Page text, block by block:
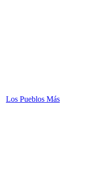
Los Pueblos Más